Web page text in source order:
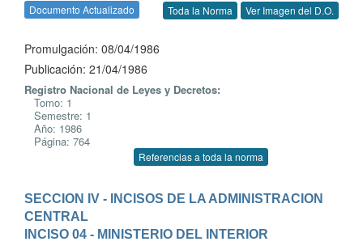
Documento Actualizado Toda la Norma Ver Imagen del D.O.
Promulgación: 08/04/1986
Publicación: 21/04/1986
Registro Nacional de Leyes y Decretos:
Tomo: 1
Semestre: 1
Año: 1986
Página: 764
Referencias a toda la norma
SECCION IV - INCISOS DE LA ADMINISTRACION
CENTRAL
INCISO 04 - MINISTERIO DEL INTERIOR